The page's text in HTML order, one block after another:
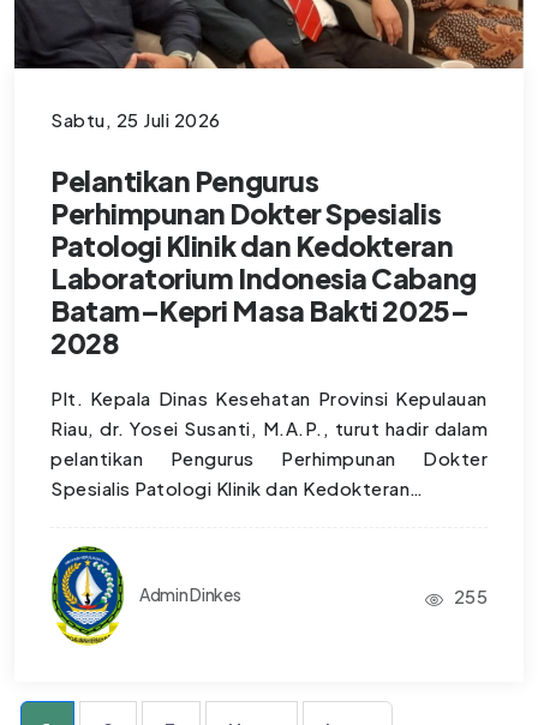
Sabtu, 25 Juli 2026
Pelantikan Pengurus
Perhimpunan Dokter Spesialis
Patologi Klinik dan Kedokteran
Laboratorium Indonesia Cabang
Batam–Kepri Masa Bakti 2025–
2028
Plt. Kepala Dinas Kesehatan Provinsi Kepulauan
Riau, dr. Yosei Susanti, M.A.P., turut hadir dalam
pelantikan Pengurus Perhimpunan Dokter
Spesialis Patologi Klinik dan Kedokteran…
Admin Dinkes 255